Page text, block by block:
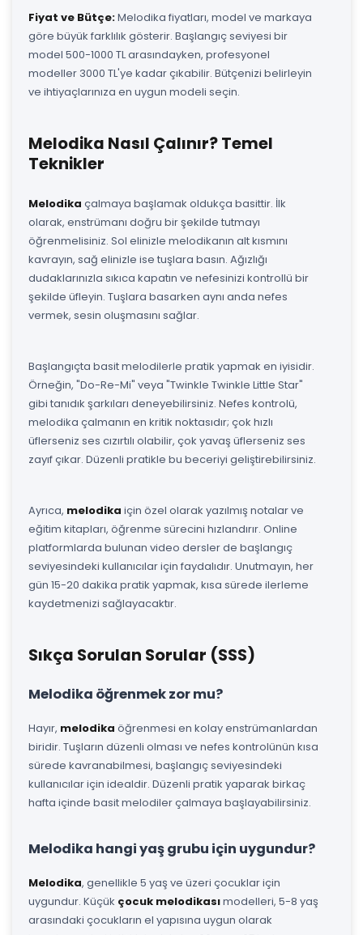
Fiyat ve Bütçe:Melodika fiyatları, model ve markaya
göre büyük farklılık gösterir. Başlangıç seviyesi bir
model 500-1000 TL arasındayken, profesyonel
modeller 3000 TL'ye kadar çıkabilir. Bütçenizi belirleyin
ve ihtiyaçlarınıza en uygun modeli seçin.
Melodika Nasıl Çalınır? Temel
Teknikler
Melodika çalmaya başlamak oldukça basittir. İlk
olarak, enstrümanı doğru bir şekilde tutmayı
öğrenmelisiniz. Sol elinizle melodikanın alt kısmını
kavrayın, sağ elinizle ise tuşlara basın. Ağızlığı
dudaklarınızla sıkıca kapatın ve nefesinizi kontrollü bir
şekilde üfleyin. Tuşlara basarken aynı anda nefes
vermek, sesin oluşmasını sağlar.
Başlangıçta basit melodilerle pratik yapmak en iyisidir.
Örneğin, "Do-Re-Mi" veya "Twinkle Twinkle Little Star"
gibi tanıdık şarkıları deneyebilirsiniz. Nefes kontrolü,
melodika çalmanın en kritik noktasıdır; çok hızlı
üflerseniz ses cızırtılı olabilir, çok yavaş üflerseniz ses
zayıf çıkar. Düzenli pratikle bu beceriyi geliştirebilirsiniz.
Ayrıca, melodika için özel olarak yazılmış notalar ve
eğitim kitapları, öğrenme sürecini hızlandırır. Online
platformlarda bulunan video dersler de başlangıç
seviyesindeki kullanıcılar için faydalıdır. Unutmayın, her
gün 15-20 dakika pratik yapmak, kısa sürede ilerleme
kaydetmenizi sağlayacaktır.
Sıkça Sorulan Sorular (SSS)
Melodika öğrenmek zor mu?
Hayır, melodika öğrenmesi en kolay enstrümanlardan
biridir. Tuşların düzenli olması ve nefes kontrolünün kısa
sürede kavranabilmesi, başlangıç seviyesindeki
kullanıcılar için idealdir. Düzenli pratik yaparak birkaç
hafta içinde basit melodiler çalmaya başlayabilirsiniz.
Melodika hangi yaş grubu için uygundur?
Melodika, genellikle 5 yaş ve üzeri çocuklar için
uygundur. Küçük çocuk melodikasımodelleri, 5-8 yaş
arasındaki çocukların el yapısına uygun olarak